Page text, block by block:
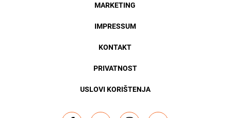
MARKETING
IMPRESSUM
KONTAKT
PRIVATNOST
USLOVI KORIŠTENJA